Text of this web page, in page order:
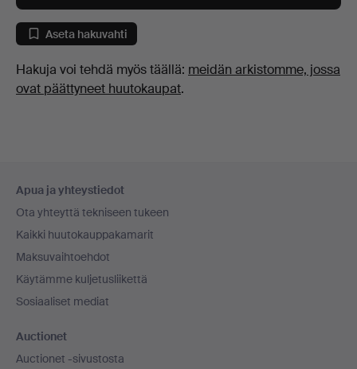
Aseta hakuvahti
Hakuja voi tehdä myös täällä: meidän arkistomme, jossa
ovat päättyneet huutokaupat.
Apua ja yhteystiedot
Ota yhteyttä tekniseen tukeen
Kaikki huutokauppakamarit
Maksuvaihtoehdot
Käytämme kuljetusliikettä
Sosiaaliset mediat
Auctionet
Auctionet -sivustosta